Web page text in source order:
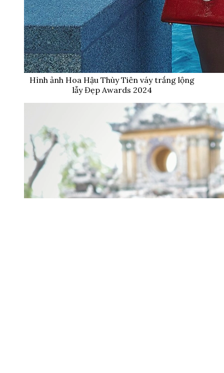
Hình ảnh Hoa Hậu Thùy Tiên váy trắng lộng
lẫy Đẹp Awards 2024